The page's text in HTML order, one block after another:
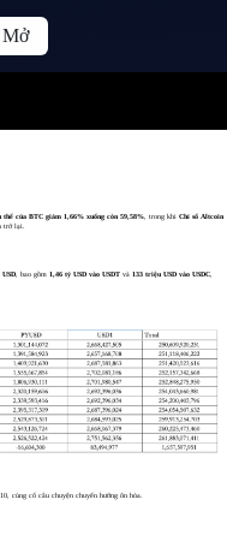
Mở
thế của BTC giảm 1,66% xuống còn 59,58%, trong khi Chỉ số Altcoin
trở lại.
USD, bao gồm 1,46 tỷ USD vào USDTvà 133 triệu USD vào USDC,
củng cố câu chuyện chuyển hướng ôn hòa.